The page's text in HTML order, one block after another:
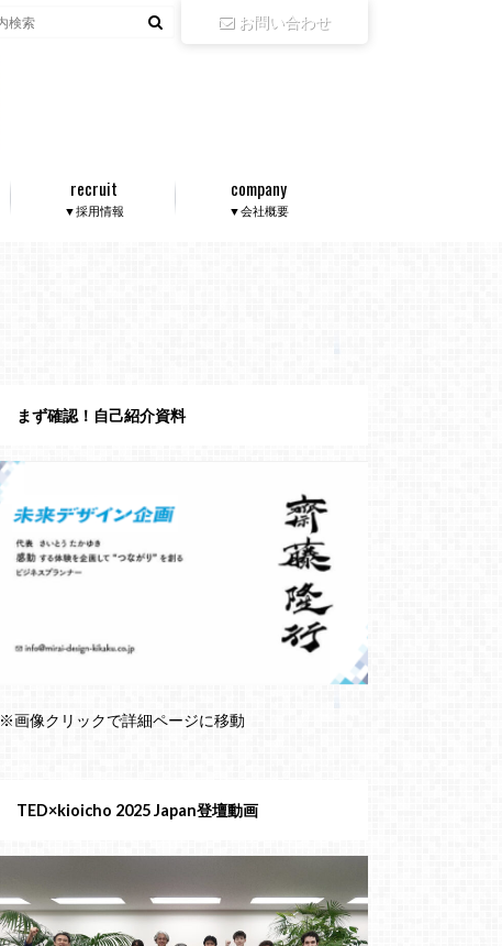
お問い合わせ
▼採用情報
recruit
▼会社概要
company
まず確認！自己紹介資料
※画像クリックで詳細ページに移動
TED×kioicho 2025 Japan登壇動画